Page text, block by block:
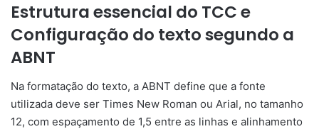
Estrutura essencial do TCC e
Configuração do texto segundo a
ABNT
Na formatação do texto, a ABNT define que a fonte
utilizada deve ser Times New Roman ou Arial, no tamanho
12, com espaçamento de 1,5 entre as linhas e alinhamento